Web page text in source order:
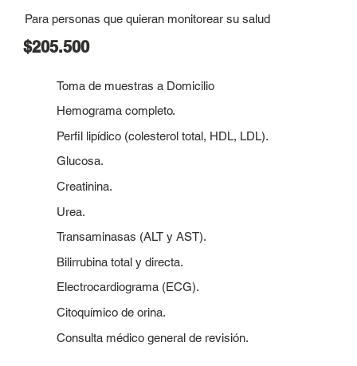
Para personas que quieran monitorear su salud
$205.500
Toma de muestras a Domicilio
Hemograma completo.
Perfil lipídico (colesterol total, HDL, LDL).
Glucosa.
Creatinina.
Urea.
Transaminasas (ALT y AST).
Bilirrubina total y directa.
Electrocardiograma (ECG).
Citoquímico de orina.
Consulta médico general de revisión.